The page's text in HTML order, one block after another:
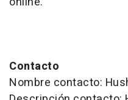
Contacto
Nombre contacto: